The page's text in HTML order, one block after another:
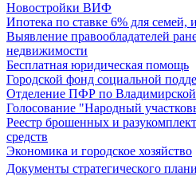
Новостройки ВИФ
Ипотека по ставке 6% для
Выявление правообладателей
недвижимости
Бесплатная юридическая помощь
Городской фонд социальной
Отделение ПФР по Владимирской
Голосование "Народный
Реестр брошенных и
средств
Экономика и городское хозяйство
Документы стратегического